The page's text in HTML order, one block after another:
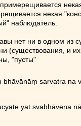
некая
наблюдатель.
нет ни в одном из
(существования, и
"пусты"
bhāvānāṃ sarvatra na
yat svabhāvena